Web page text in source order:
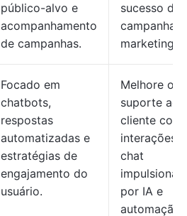
público-alvo e
acompanhamento
de campanhas.
sucesso das
campanhas
marketing.
Focado em
chatbots,
respostas
automatizadas e
estratégias de
engajamento do
usuário.
Melhore o
suporte ao
cliente com
interações
chat
por IA e
automação